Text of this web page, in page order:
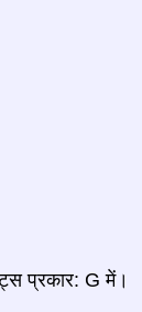
प्रकार: G में।